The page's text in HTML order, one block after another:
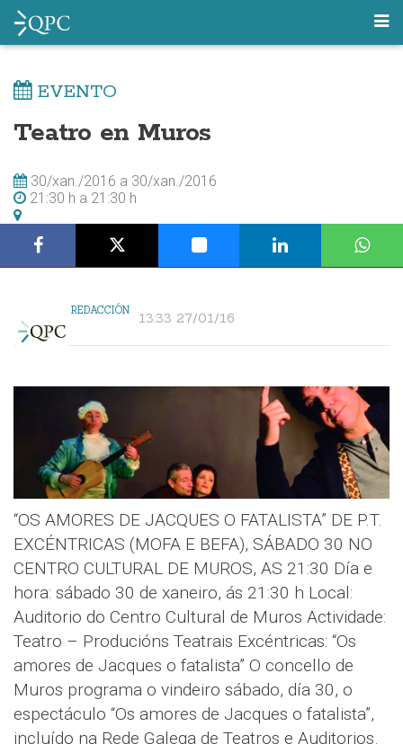
EVENTO
Teatro en Muros
30/xan./2016 a 30/xan./2016
21:30 h a 21:30 h
REDACCIÓN 13:33 27/01/16
“OS AMORES DE JACQUES O FATALISTA” DE P.T.
EXCÉNTRICAS (MOFA E BEFA), SÁBADO 30 NO
CENTRO CULTURAL DE MUROS, AS 21:30 Día e
hora: sábado 30 de xaneiro, ás 21:30 h Local:
Auditorio do Centro Cultural de Muros Actividade:
Teatro – Producións Teatrais Excéntricas: “Os
amores de Jacques o fatalista” O concello de
Muros programa o vindeiro sábado, día 30, o
espectáculo “Os amores de Jacques o fatalista”,
incluído na Rede Galega de Teatros e Auditorios.